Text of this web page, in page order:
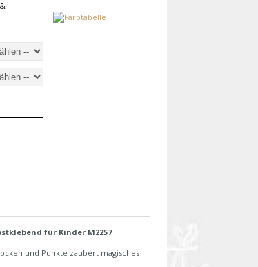
für Kinder M2257
und Punkte zaubert magisches